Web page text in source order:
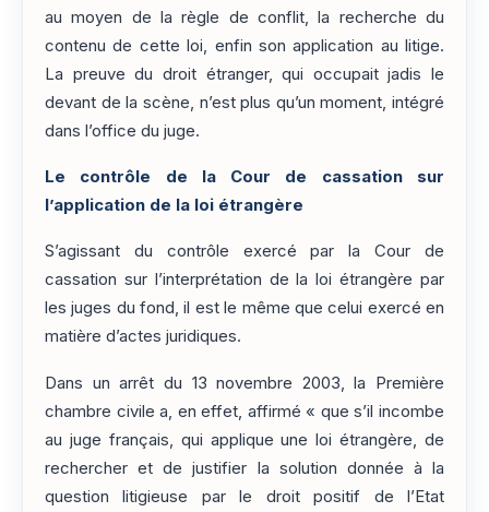
au moyen de la règle de conflit, la recherche du
contenu de cette loi, enfin son application au litige.
La preuve du droit étranger, qui occupait jadis le
devant de la scène, n’est plus qu’un moment, intégré
dans l’office du juge.
Le contrôle de la Cour de cassation sur
l’application de la loi étrangère
S’agissant du contrôle exercé par la Cour de
cassation sur l’interprétation de la loi étrangère par
les juges du fond, il est le même que celui exercé en
matière d’actes juridiques.
Dans un arrêt du 13 novembre 2003, la Première
chambre civile a, en effet, affirmé « que s’il incombe
au juge français, qui applique une loi étrangère, de
rechercher et de justifier la solution donnée à la
question litigieuse par le droit positif de l’Etat